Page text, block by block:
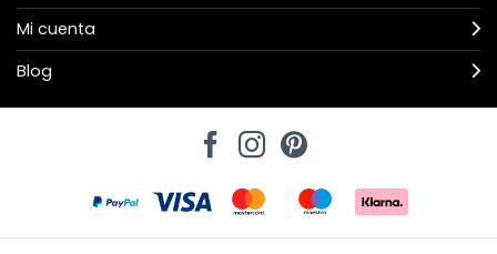
Mi cuenta
Blog